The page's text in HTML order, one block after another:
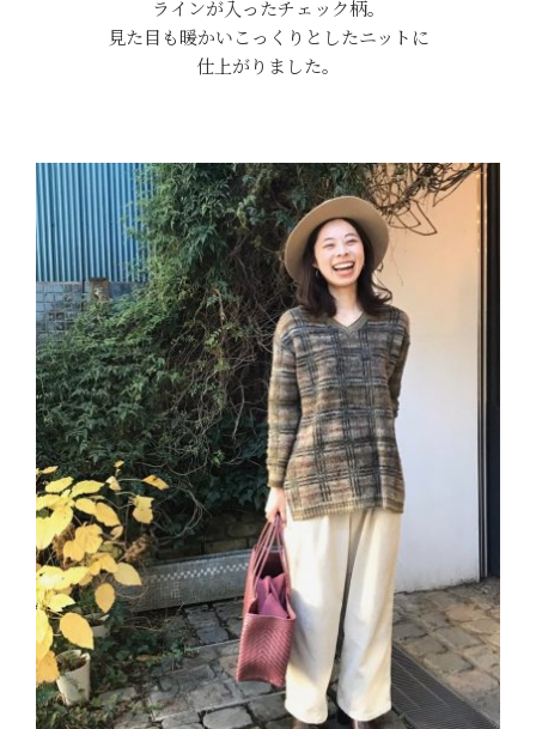
ラインが入ったチェック柄。
見た目も暖かいこっくりとしたニットに
仕上がりました。